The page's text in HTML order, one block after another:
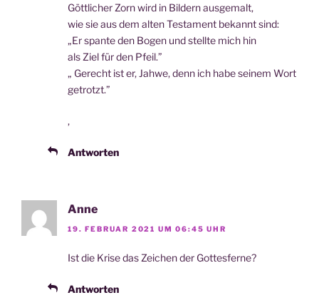
Gött­li­cher Zorn wird in Bil­dern ausgemalt,
wie sie aus dem alten Tes­ta­ment bekannt sind:
„Er span­te den Bogen und stell­te mich hin
als Ziel für den Pfeil.”
„ Gerecht ist er, Jah­we, denn ich habe sei­nem Wort
getrotzt.”
,
Antworten
Anne
19. FEBRUAR 2021 UM 06:45 UHR
Ist die Kri­se das Zei­chen der Gottesferne?
Antworten